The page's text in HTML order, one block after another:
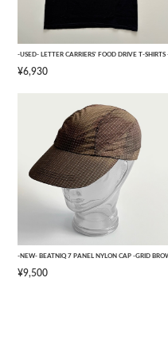
-USED- LETTER CARRIERS' FOOD DRIVE T-
¥6,930
-NEW- BEATNIQ 7 PANEL NYLON CAP -GRID
¥9,500